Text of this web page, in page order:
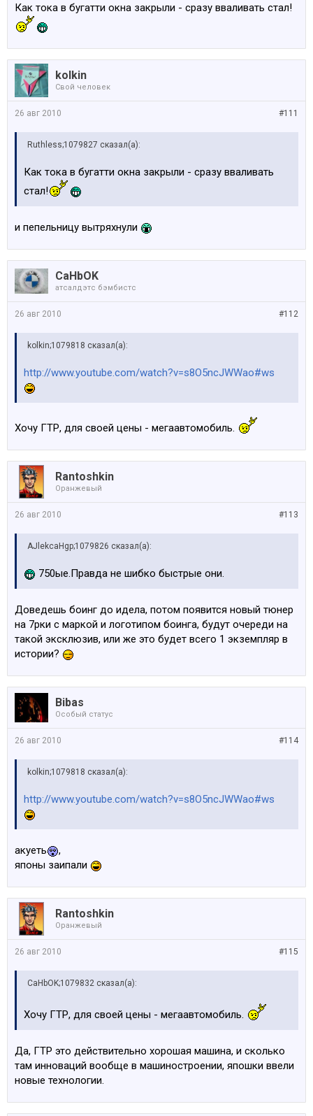
Как тока в бугатти окна закрыли - сразу вваливать стал!
kolkin
Свой человек
#111
26 авг 2010
Ruthless;1079827 сказал(а):
Как тока в бугатти окна закрыли - сразу вваливать
стал!
и пепельницу вытряхнули
CaHbOK
атсалдэтс бэмбистс
#112
26 авг 2010
kolkin;1079818 сказал(а):
http://www.youtube.com/watch?v=s8O5ncJWWao#ws
Хочу ГТР, для своей цены - мегаавтомобиль.
Rantoshkin
Оранжевый
#113
26 авг 2010
AJlekcaHgp;1079826 сказал(а):
750ые.Правда не шибко быстрые они.
Доведешь боинг до идела, потом появится новый тюнер
на 7рки с маркой и логотипом боинга, будут очереди на
такой эксклюзив, или же это будет всего 1 экземпляр в
истории?
Bibas
Особый статус
#114
26 авг 2010
kolkin;1079818 сказал(а):
http://www.youtube.com/watch?v=s8O5ncJWWao#ws
акуеть
,
японы заипали
Rantoshkin
Оранжевый
#115
26 авг 2010
CaHbOK;1079832 сказал(а):
Хочу ГТР, для своей цены - мегаавтомобиль.
Да, ГТР это действительно хорошая машина, и сколько
там инноваций вообще в машиностроении, япошки ввели
новые технологии.